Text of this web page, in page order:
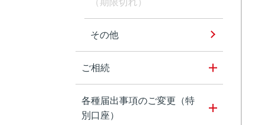
（期限切れ）
その他
ご相続
各種届出事項のご変更（特
別口座）